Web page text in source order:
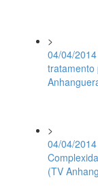
>
04/04/
tratamento
>
04/04/
(TV